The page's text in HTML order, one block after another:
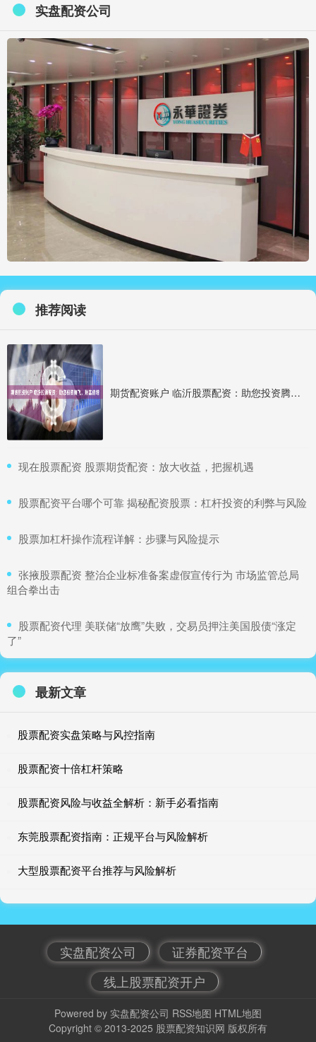
实盘配资公司
推荐阅读
期货配资账户 临沂股票配资：助您投资腾飞，财富倍增
​现在股票配资 股票期货配资：放大收益，把握机遇
​股票配资平台哪个可靠 揭秘配资股票：杠杆投资的利弊与风险
​股票加杠杆操作流程详解：步骤与风险提示
​张掖股票配资 整治企业标准备案虚假宣传行为 市场监管总局
组合拳出击
​股票配资代理 美联储“放鹰”失败，交易员押注美国股债“涨定
了”
最新文章
股票配资实盘策略与风控指南
股票配资十倍杠杆策略
股票配资风险与收益全解析：新手必看指南
东莞股票配资指南：正规平台与风险解析
大型股票配资平台推荐与风险解析
实盘配资公司
证券配资平台
线上股票配资开户
Powered by 实盘配资公司 RSS地图 HTML地图
Copyright © 2013-2025 股票配资知识网 版权所有